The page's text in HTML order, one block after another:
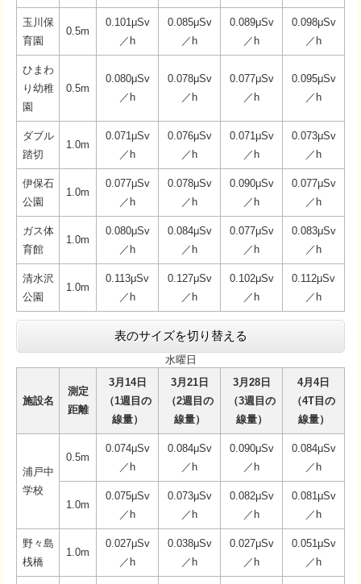
玉川保
育園
0.5m
0.101μSv
／h
0.085μSv
／h
0.089μSv
／h
0.098μSv
／h
ひまわ
り幼稚
園
0.5m
0.080μSv
／h
0.078μSv
／h
0.077μSv
／h
0.095μSv
／h
ダブル
踏切
1.0m
0.071μSv
／h
0.076μSv
／h
0.071μSv
／h
0.073μSv
／h
伊保石
公園
1.0m
0.077μSv
／h
0.078μSv
／h
0.090μSv
／h
0.077μSv
／h
ガス体
育館
1.0m
0.080μSv
／h
0.084μSv
／h
0.077μSv
／h
0.083μSv
／h
清水沢
公園
1.0m
0.113μSv
／h
0.127μSv
／h
0.102μSv
／h
0.112μSv
／h
表のサイズを切り替える
水曜日
施設名
測定
距離
3月14日
（1週目の
線量）
3月21日
（2週目の
線量）
3月28日
（3週目の
線量）
4月4日
（4T目の
線量）
浦戸中
学校
0.5m
0.074μSv
／h
0.084μSv
／h
0.090μSv
／h
0.084μSv
／h
1.0m
0.075μSv
／h
0.073μSv
／h
0.082μSv
／h
0.081μSv
／h
野々島
桟橋
1.0m
0.027μSv
／h
0.038μSv
／h
0.027μSv
／h
0.051μSv
／h